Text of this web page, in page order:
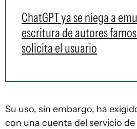
ChatGPT ya se niega a
escritura de autores
solicita el usuario
Su uso, sin embargo, ha
con una cuenta del servicio de